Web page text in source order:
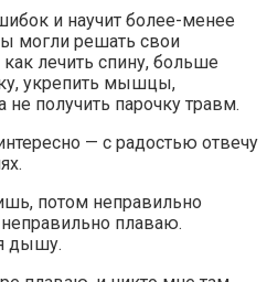
и научит более-менее
могли решать свои
лечить спину, больше
укрепить мышцы,
получить парочку травм.
— с радостью отвечу
потом неправильно
плаваю.
дышу.